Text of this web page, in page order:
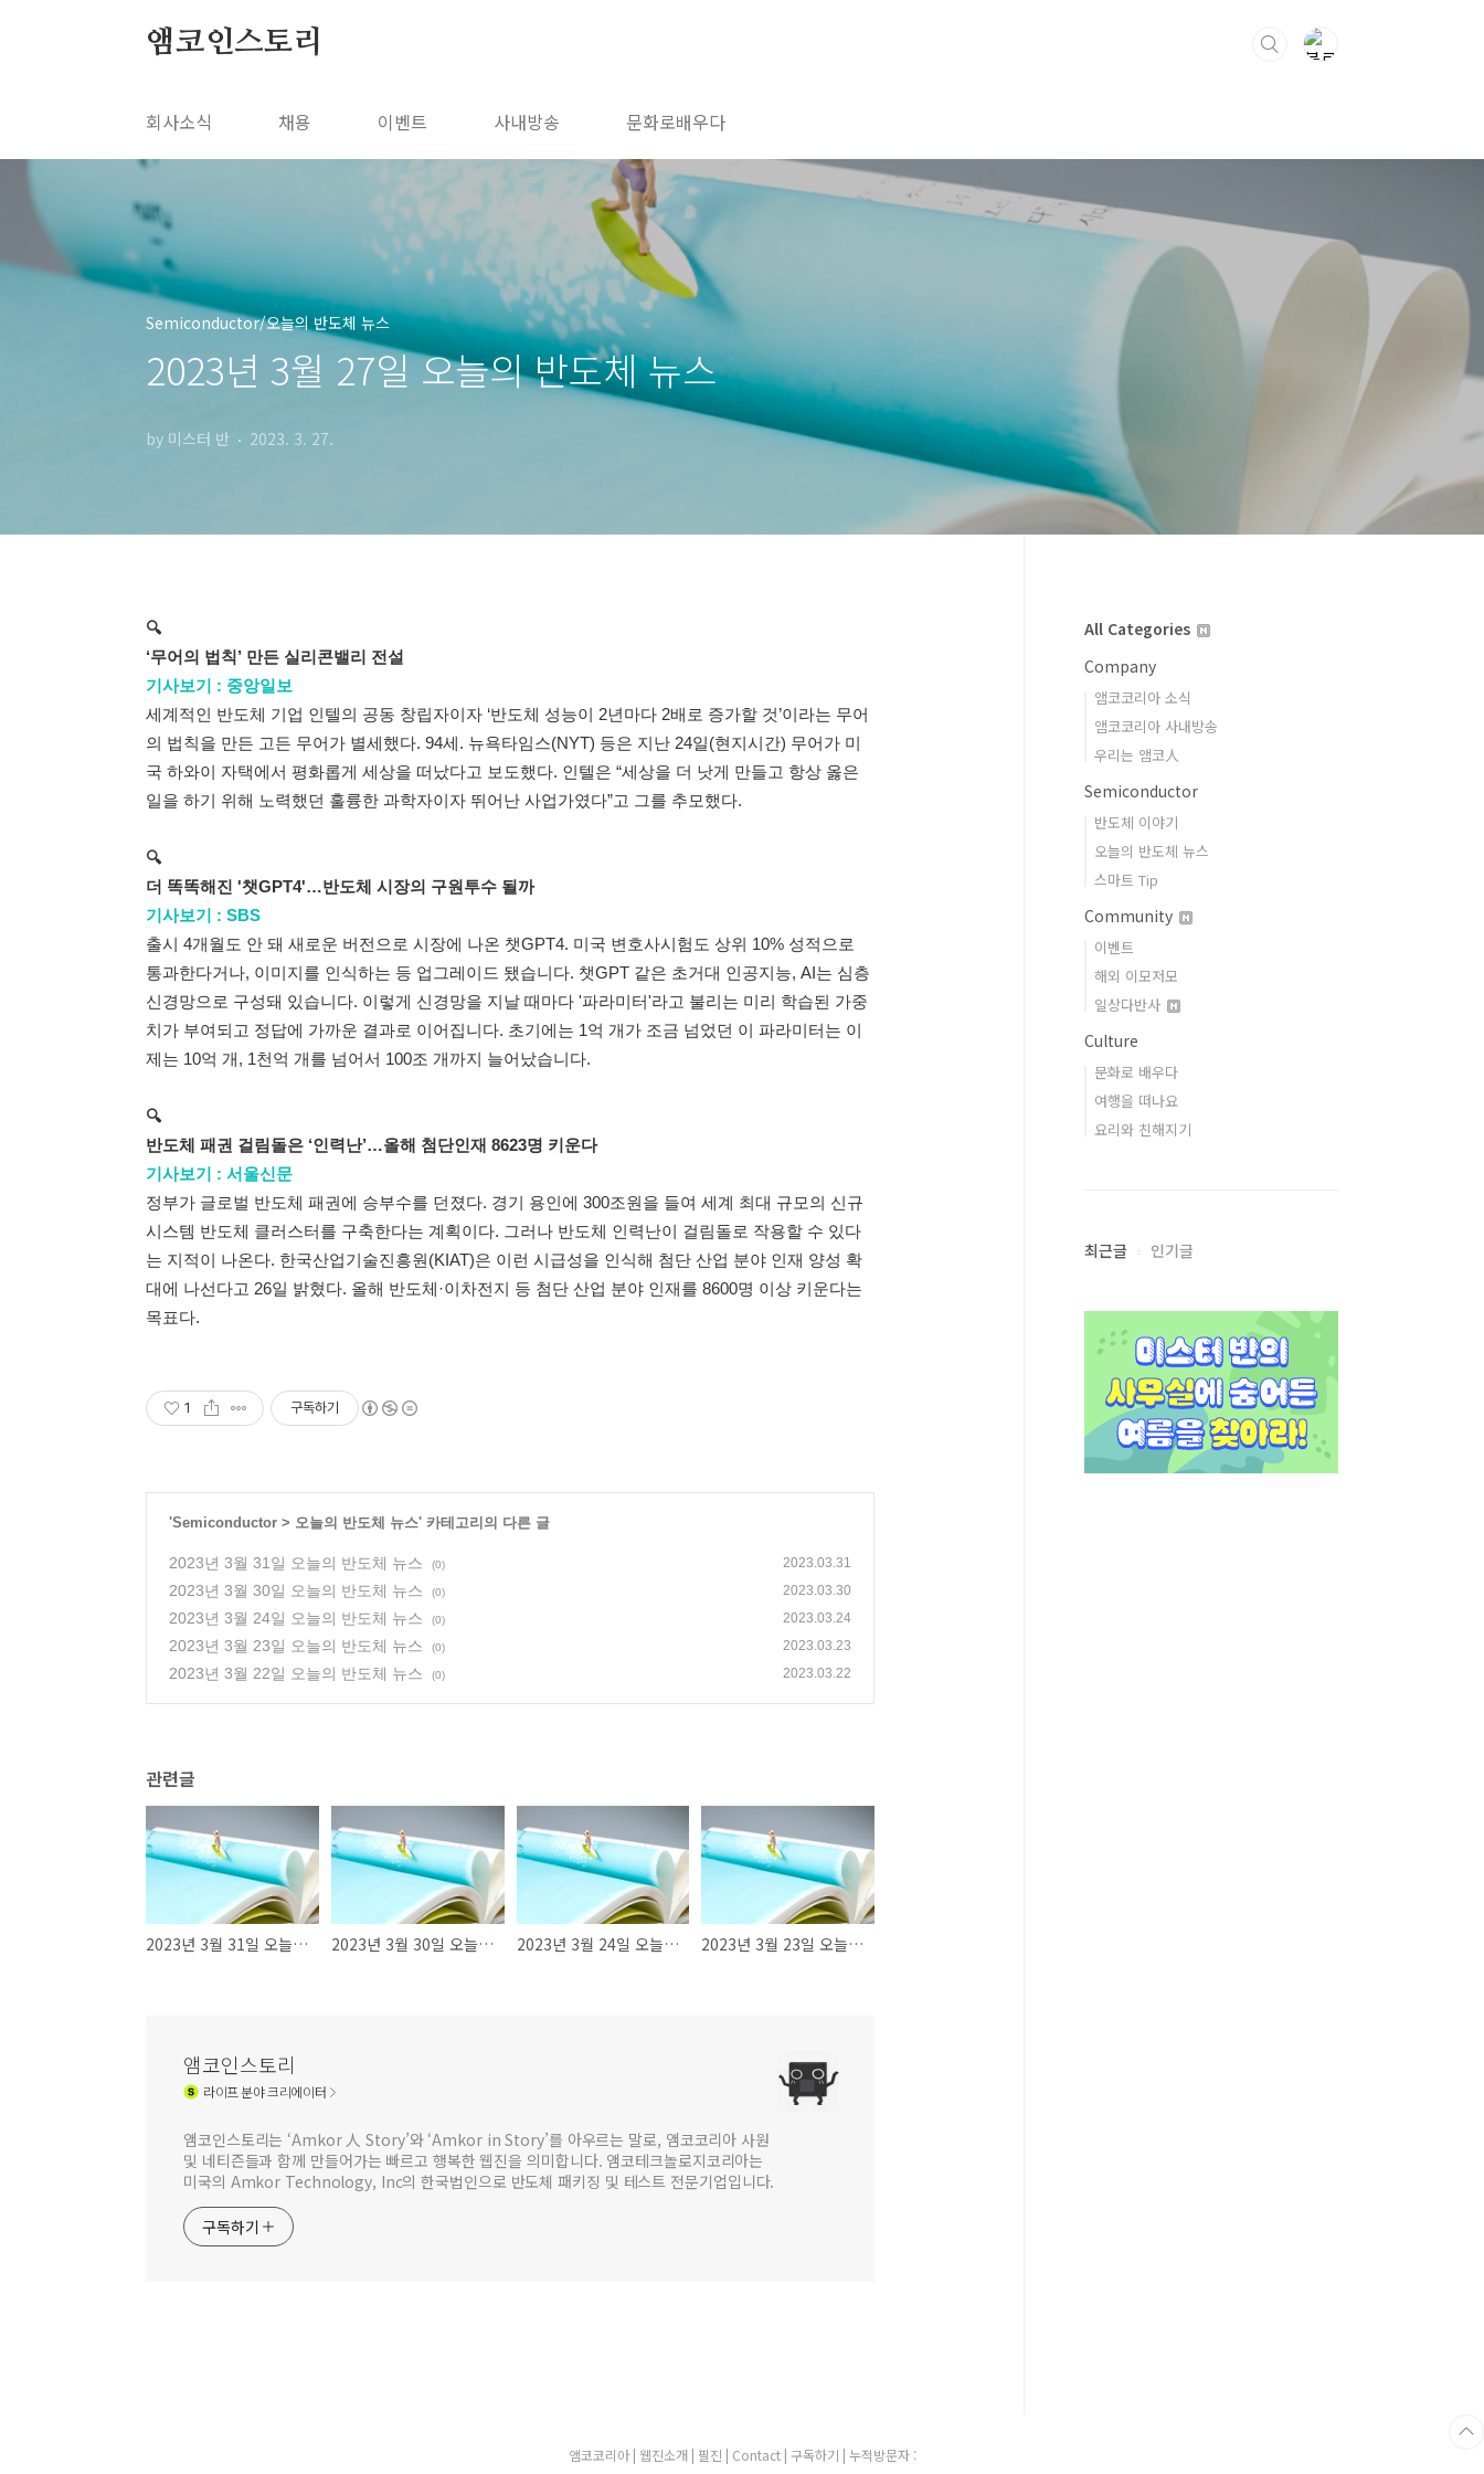
앰코인스토리
회사소식 채용 이벤트 사내방송 문화로배우다
Semiconductor/오늘의 반도체 뉴스
2023년 3월 27일 오늘의 반도체 뉴스
by 미스터 반 2023. 3. 27.
🔍
‘무어의 법칙’ 만든 실리콘밸리 전설
기사보기 : 중앙일보
세계적인 반도체 기업 인텔의 공동 창립자이자 ‘반도체 성능이 2년마다 2배로 증가할 것’이라는 무어
의 법칙을 만든 고든 무어가 별세했다. 94세. 뉴욕타임스(NYT) 등은 지난 24일(현지시간) 무어가 미
국 하와이 자택에서 평화롭게 세상을 떠났다고 보도했다. 인텔은 “세상을 더 낫게 만들고 항상 옳은
일을 하기 위해 노력했던 훌륭한 과학자이자 뛰어난 사업가였다”고 그를 추모했다.
🔍
더 똑똑해진 '챗GPT4'…반도체 시장의 구원투수 될까
기사보기 : SBS
출시 4개월도 안 돼 새로운 버전으로 시장에 나온 챗GPT4. 미국 변호사시험도 상위 10% 성적으로
통과한다거나, 이미지를 인식하는 등 업그레이드 됐습니다. 챗GPT 같은 초거대 인공지능, AI는 심층
신경망으로 구성돼 있습니다. 이렇게 신경망을 지날 때마다 '파라미터'라고 불리는 미리 학습된 가중
치가 부여되고 정답에 가까운 결과로 이어집니다. 초기에는 1억 개가 조금 넘었던 이 파라미터는 이
제는 10억 개, 1천억 개를 넘어서 100조 개까지 늘어났습니다.
🔍
반도체 패권 걸림돌은 ‘인력난’…올해 첨단인재 8623명 키운다
기사보기 : 서울신문
정부가 글로벌 반도체 패권에 승부수를 던졌다. 경기 용인에 300조원을 들여 세계 최대 규모의 신규
시스템 반도체 클러스터를 구축한다는 계획이다. 그러나 반도체 인력난이 걸림돌로 작용할 수 있다
는 지적이 나온다. 한국산업기술진흥원(KIAT)은 이런 시급성을 인식해 첨단 산업 분야 인재 양성 확
대에 나선다고 26일 밝혔다. 올해 반도체·이차전지 등 첨단 산업 분야 인재를 8600명 이상 키운다는
목표다.
1 구독하기
'Semiconductor > 오늘의 반도체 뉴스' 카테고리의 다른 글
2023년 3월 31일 오늘의 반도체 뉴스 (0) 2023.03.31
2023년 3월 30일 오늘의 반도체 뉴스 (0) 2023.03.30
2023년 3월 24일 오늘의 반도체 뉴스 (0) 2023.03.24
2023년 3월 23일 오늘의 반도체 뉴스 (0) 2023.03.23
2023년 3월 22일 오늘의 반도체 뉴스 (0) 2023.03.22
관련글
2023년 3월 31일 오늘의 반도체 뉴스 2023년 3월 30일 오늘의 반도체 뉴스 2023년 3월 24일 오늘의 반도체 뉴스 2023년 3월 23일 오늘의 반도체 뉴스
앰코인스토리
라이프분야 크리에이터
앰코인스토리는 ‘Amkor 人 Story’와 ‘Amkor in Story’를 아우르는 말로, 앰코코리아 사원
및 네티즌들과 함께 만들어가는 빠르고 행복한 웹진을 의미합니다. 앰코테크놀로지코리아는
미국의 Amkor Technology, Inc의 한국법인으로 반도체 패키징 및 테스트 전문기업입니다.
구독하기
All Categories
Company
앰코코리아 소식
앰코코리아 사내방송
우리는 앰코人
Semiconductor
반도체 이야기
오늘의 반도체 뉴스
스마트 Tip
Community
이벤트
해외 이모저모
일상다반사
Culture
문화로 배우다
여행을 떠나요
요리와 친해지기
최근글 인기글
앰코코리아| 웹진소개 | 필진 | Contact | 구독하기 | 누적방문자 :